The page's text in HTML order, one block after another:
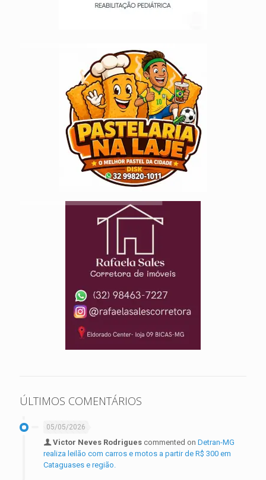
ÚLTIMOS COMENTÁRIOS
05/05/2026
Victor Neves Rodrigues commented on Detran-MG
realiza leilão com carros e motos a partir de R$ 300 em
Cataguases e região.